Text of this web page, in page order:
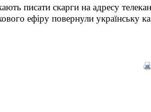
писати скарги на адресу
ефіру повернули українську